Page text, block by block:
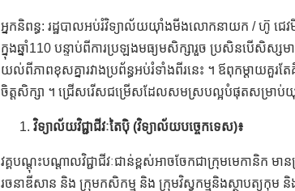
អ្នកនិពន្ធ: រដ្ឋបាលអប់រំវិទ្យាល័យយ៉ាំងមីងលោកនាយក / ហ៊ូ ជេវ
ក្នុងឆ្នាំ110 បន្ទាប់ពីការប្រឡងមធ្យមសិក្សារួច ប្រសិនបើសិស្
យល់ពីភាពខុសគ្នារវាងប្រព័ន្ធអប់រំទាំងពីរនេះ ។ ឪពុកម្តាយ
ចិត្តសិក្សា ។ ជ្រើសរើសជម្រើសដែលសមស្របល្អបំផុតសម្រាប់
វិទ្យាល័យវិជ្ជាជីវៈតៃប៉ិ (វិទ្យាល័យបច្ចេកទេស)៖
វគ្គបណ្តុះបណ្តាលវិជ្ជាជីវៈជាន់ខ្ពស់អាចចែកជាក្រុមមេកានិ
រចនាឌីសាន និង ក្រុមកសិកម្ម និង ក្រុមវិស្វកម្មនិងស្ថាបត្យកុ